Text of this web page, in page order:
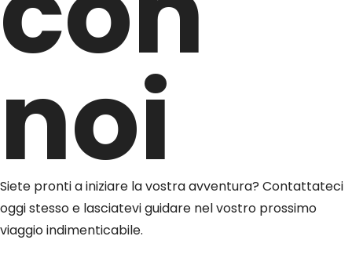
noi
Siete pronti a iniziare la vostra avventura? Contattateci
oggi stesso e lasciatevi guidare nel vostro prossimo
viaggio indimenticabile.